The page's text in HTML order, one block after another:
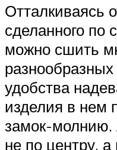
Отталкиваясь
сделанного по
можно сшить
удобства
изделия в нем
замок-молнию.
не по центру,